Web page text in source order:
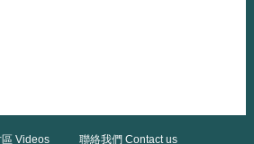
Videos 聯絡我們 Contact us